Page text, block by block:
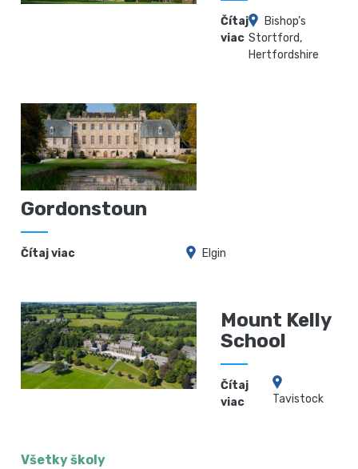
Čítaj
viac
Bishop’s
Stortford,
Hertfordshire
Gordonstoun
Čítaj viac Elgin
Mount Kelly
School
Čítaj
viac
Tavistock
Všetky školy